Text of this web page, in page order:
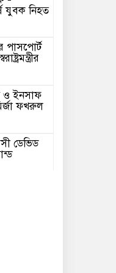
যুবক নিহত
পাসপোর্ট
ইনসাফ
ফখরুল
ডেভিড